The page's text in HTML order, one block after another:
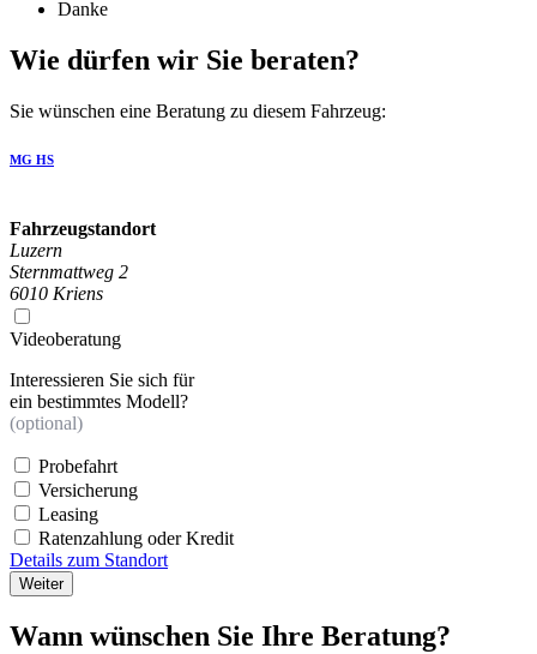
Danke
Wie dürfen wir Sie beraten?
Sie wünschen eine Beratung zu diesem Fahrzeug:
MG HS
Fahrzeugstandort
Luzern
Sternmattweg 2
6010 Kriens
Videoberatung
Interessieren Sie sich für
ein bestimmtes Modell?
(optional)
Probefahrt
Versicherung
Leasing
Ratenzahlung oder Kredit
Details zum Standort
Weiter
Wann wünschen Sie Ihre Beratung?